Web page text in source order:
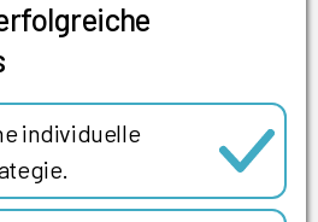
individuelle